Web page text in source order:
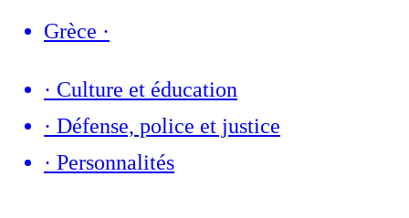
Grèce ·
· Culture et éducation
· Défense, police et justice
· Personnalités